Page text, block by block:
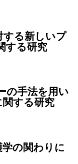
する新しいプ
する研究
の手法を用い
関する研究
の関わりに